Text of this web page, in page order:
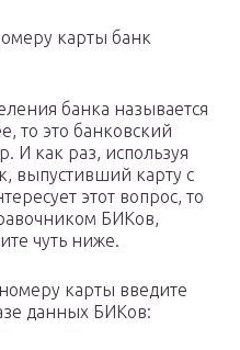
карты банк
банка называется
то это банковский
как раз, используя
выпустивший карту с
этот вопрос, то
БИКов,
чуть ниже.
карты введите
данных БИКов: